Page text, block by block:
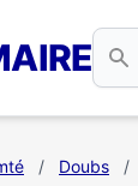
/ Doubs /